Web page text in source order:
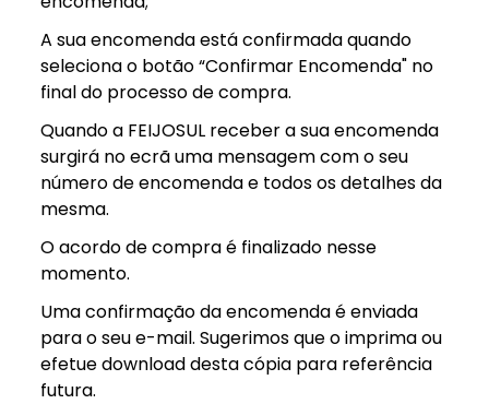
A sua encomenda está confirmada quando
seleciona o botão “Confirmar Encomenda" no
final do processo de compra.
Quando a FEIJOSUL receber a sua encomenda
surgirá no ecrã uma mensagem com o seu
número de encomenda e todos os detalhes da
mesma.
O acordo de compra é finalizado nesse
momento.
Uma confirmação da encomenda é enviada
para o seu e-mail. Sugerimos que o imprima ou
efetue download desta cópia para referência
futura.